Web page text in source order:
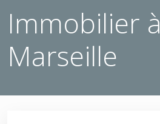
Immobilier à
Marseille